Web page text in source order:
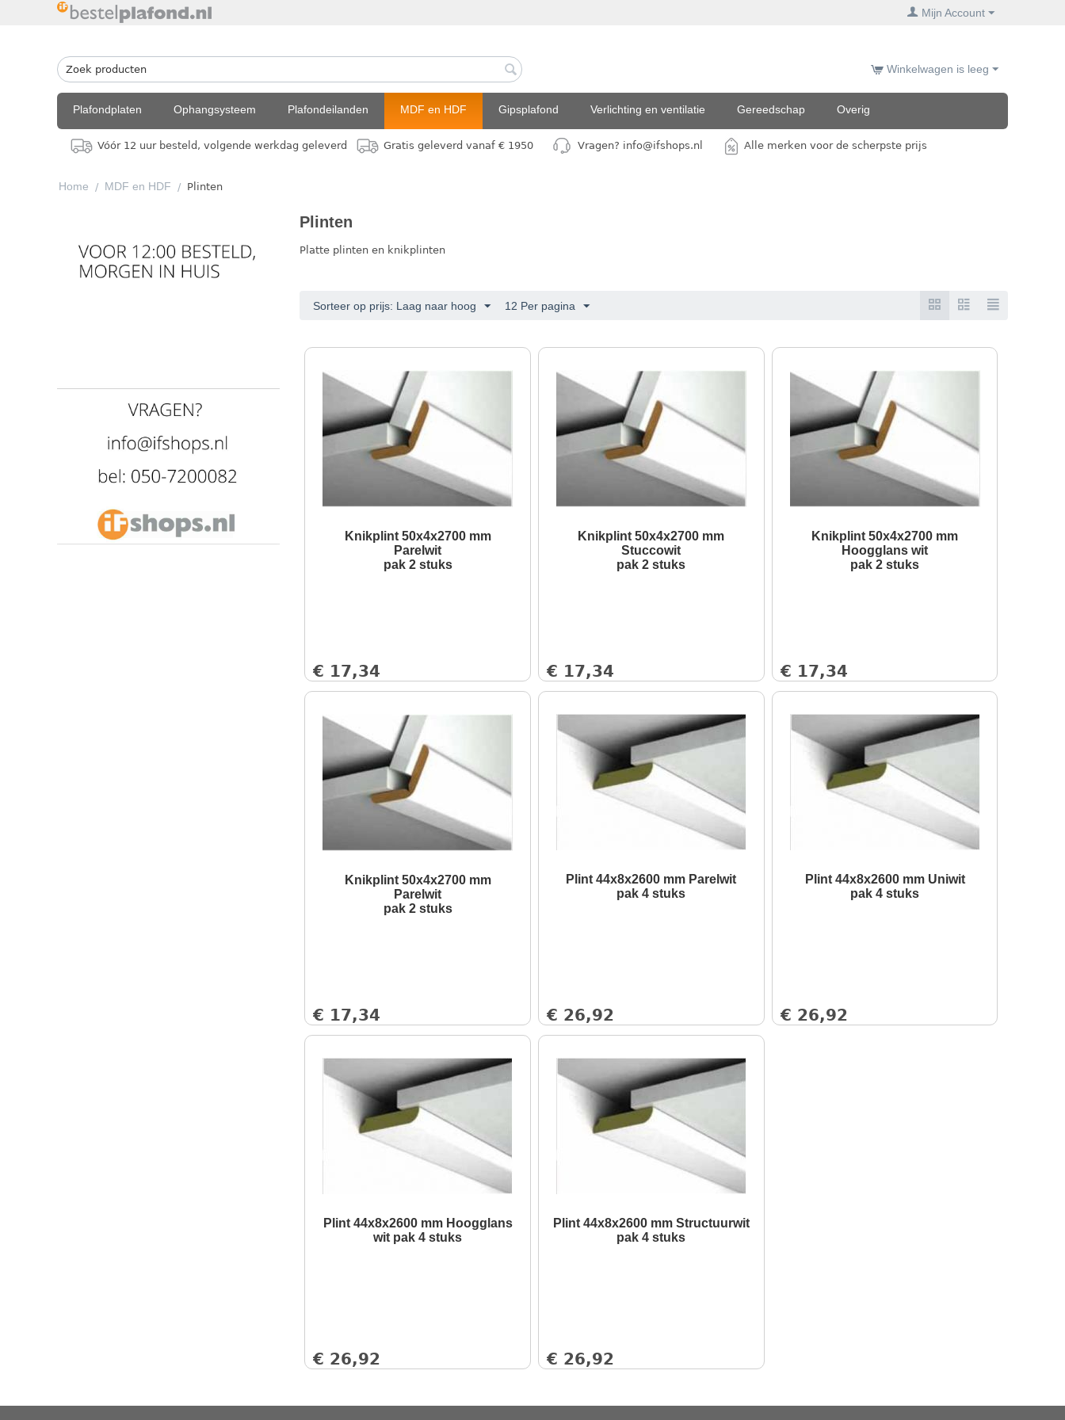
Mijn Account
Winkelwagen is leeg
Plafondplaten Ophangsysteem Plafondeilanden MDF en HDF Gipsplafond Verlichting en ventilatie Gereedschap Overig
Vóór 12 uur besteld, volgende werkdag geleverd Gratis geleverd vanaf € 1950 Vragen? info@ifshops.nl Alle merken voor de scherpste prijs
Home / MDF en HDF / Plinten
Plinten
Platte plinten en knikplinten
Sorteer op prijs: Laag naar hoog 12 Per pagina
Knikplint 50x4x2700 mm
Parelwit
pak 2 stuks
€ 17,34
Knikplint 50x4x2700 mm
Stuccowit
pak 2 stuks
€ 17,34
Knikplint 50x4x2700 mm
Hoogglans wit
pak 2 stuks
€ 17,34
Knikplint 50x4x2700 mm
Parelwit
pak 2 stuks
€ 17,34
Plint 44x8x2600 mm Parelwit
pak 4 stuks
€ 26,92
Plint 44x8x2600 mm Uniwit
pak 4 stuks
€ 26,92
Plint 44x8x2600 mm Hoogglans
wit pak 4 stuks
€ 26,92
Plint 44x8x2600 mm Structuurwit
pak 4 stuks
€ 26,92